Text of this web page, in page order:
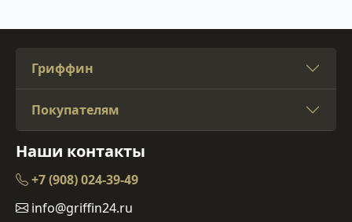
Гриффин
Покупателям
Наши контакты
+7 (908) 024-39-49
info@griffin24.ru